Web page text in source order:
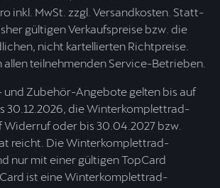
inkl. MwSt. zzgl. Versandkosten. Statt-
gültigen Verkaufspreise bzw. die
nicht kartellierten Richtpreise.
allen teilnehmenden Service-Betrieben.
und Zubehör-Angebote gelten bis auf
30.12.2026, die Winterkomplettrad-
Widerruf oder bis 30.04.2027 bzw.
reicht. Die Winterkomplettrad-
nur mit einer gültigen TopCard
ist eine Winterkomplettrad-